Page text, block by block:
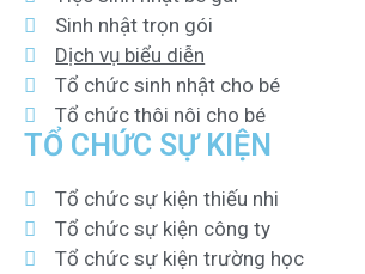
Sinh nhật trọn gói
Dịch vụ biểu diễn
Tổ chức sinh nhật cho bé
Tổ chức thôi nôi cho bé
TỔ CHỨC SỰ KIỆN
Tổ chức sự kiện thiếu nhi
Tổ chức sự kiện công ty
Tổ chức sự kiện trường học